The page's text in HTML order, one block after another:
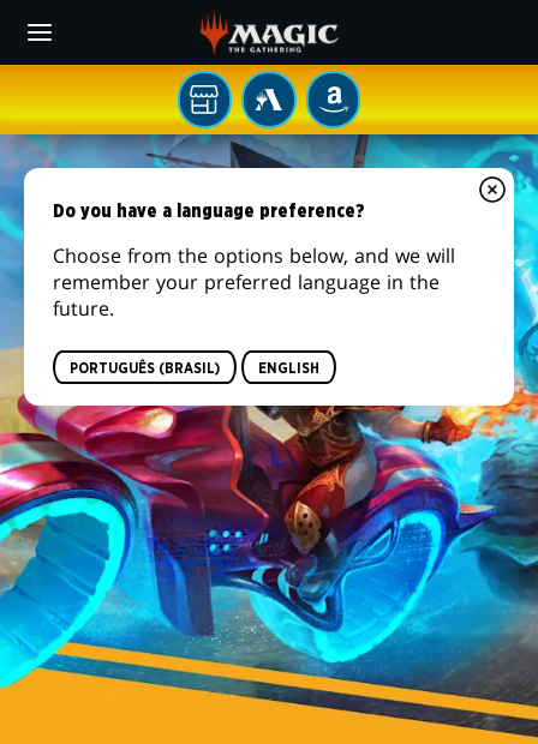
main
content
Sua
loja
local
MTG
ARENA
AMAZON
AETHERDRIFT
Do you have a language preference?
Choose from the options below, and we will
remember your preferred language in the
future.
PORTUGUÊS (BRASIL) ENGLISH